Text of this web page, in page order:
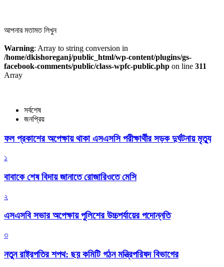
আপনার মতামত লিখুন
Warning: Array to string conversion in
/home/dkishoreganj/public_html/wp-content/plugins/gs-
facebook-comments/public/class-wpfc-public.php on line 311
Array
সর্বশেষ
জনপ্রিয়
ফল প্রকাশের অপেক্ষায় থাকা এসএসসি পরীক্ষার্থীর সড়ক দুর্ঘটনায় মৃত্যু
১
বাবাকে শেষ বিদায় জানাতে রোজারিওতে মেসি
২
এসএসবি সভার অপেক্ষায় পুলিশের উচ্চপর্যায়ের পদোন্নতি
৩
নতুন রাষ্ট্রপতির শপথ: ছয় কমিটি গঠন মন্ত্রিপরিষদ বিভাগের